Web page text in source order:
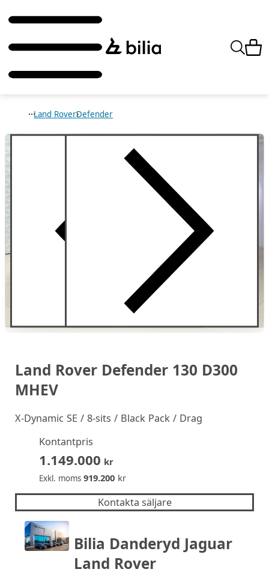
Land RoverDefender
Land Rover Defender 130 D300
MHEV
X-Dynamic SE / 8-sits / Black Pack / Drag
Kontantpris
1.149.000 kr
Exkl. moms 919.200kr
Kontakta säljare
Bilia Danderyd Jaguar
Land Rover